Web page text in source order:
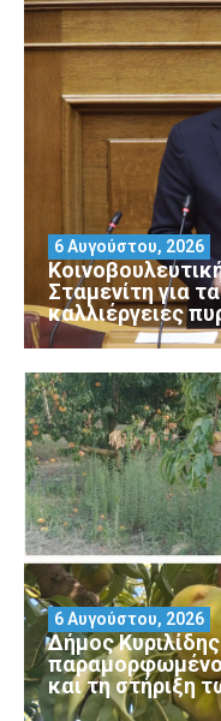
Σταμενίτη για
καλλιέργειες
6 Αυγούστου, 2026
Δήμος
και τη στήριξη
6 Αυγούστου, 2026